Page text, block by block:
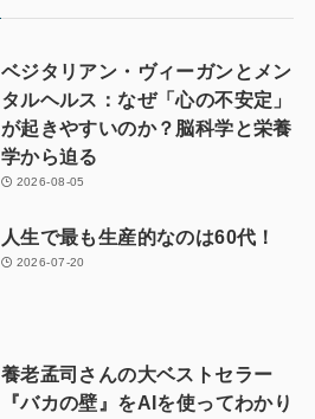
ベジタリアン・ヴィーガンとメン
タルヘルス：なぜ「心の不安定」
が起きやすいのか？脳科学と栄養
学から迫る
2026-08-05
人生で最も生産的なのは60代！
2026-07-20
養老孟司さんの大ベストセラー
『バカの壁』をAIを使ってわかり